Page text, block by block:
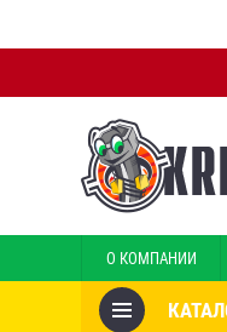
О КОМПАНИИ